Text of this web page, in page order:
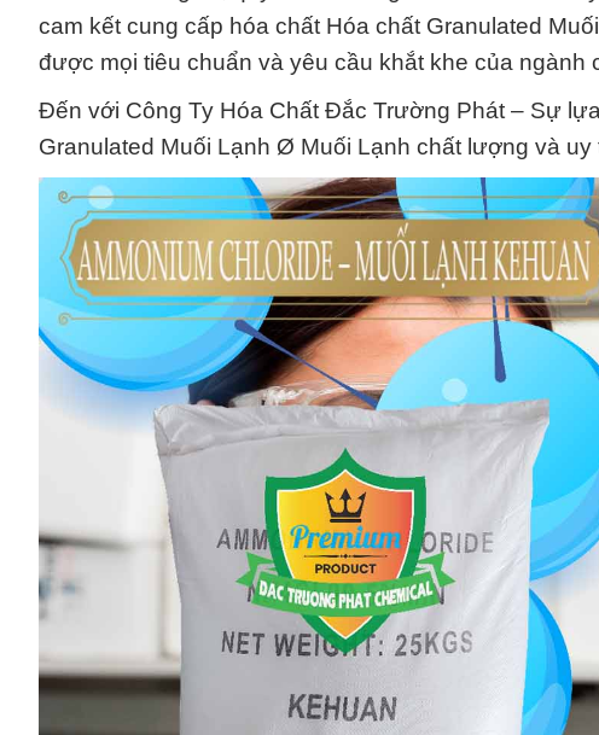
cam kết cung cấp hóa chất Hóa chất Granulated
được mọi tiêu chuẩn và yêu cầu khắt khe của ngành
Đến với Công Ty Hóa Chất Đắc Trường Phát – Sự
Granulated Muối Lạnh Ø Muối Lạnh chất lượng và uy